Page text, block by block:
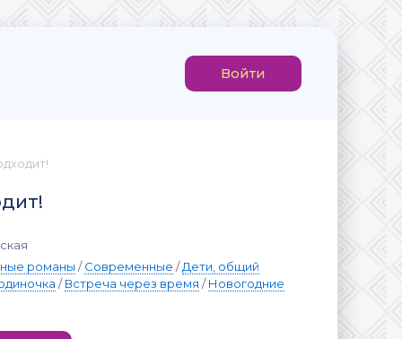
Войти
романы /Современные /Дети, общий
/Встреча через время /Новогодние